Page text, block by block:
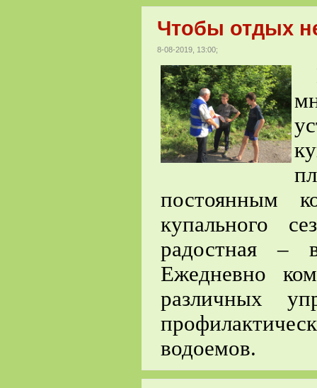
Чтобы отдых
8-08-2019, 13:00;
постоянным
купального
радостная –
Ежедневно
различных
водоемов.